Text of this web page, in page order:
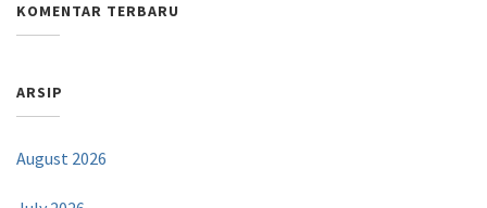
KOMENTAR TERBARU
ARSIP
August 2026